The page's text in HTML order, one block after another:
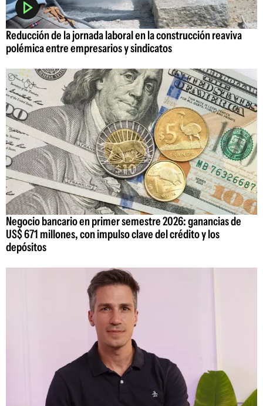
Reducción de la jornada laboral en la construcción reaviva
polémica entre empresarios y sindicatos
Negocio bancario en primer semestre 2026: ganancias de
US$ 671 millones, con impulso clave del crédito y los
depósitos